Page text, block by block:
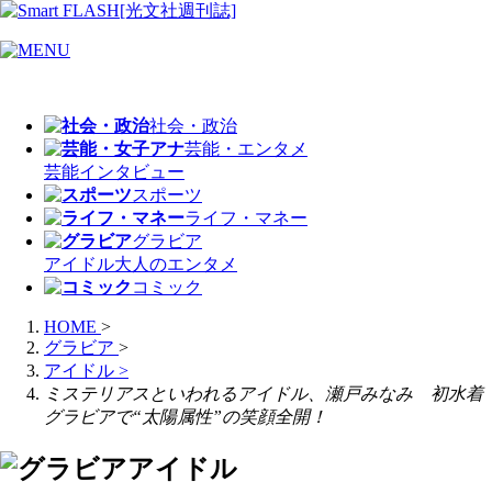
社会・政治
芸能・エンタメ
芸能インタビュー
スポーツ
ライフ・マネー
グラビア
アイドル大人のエンタメ
コミック
HOME >
グラビア >
アイドル >
ミステリアスといわれるアイドル、瀬戸みなみ 初水着
グラビアで“太陽属性”の笑顔全開！
アイドル